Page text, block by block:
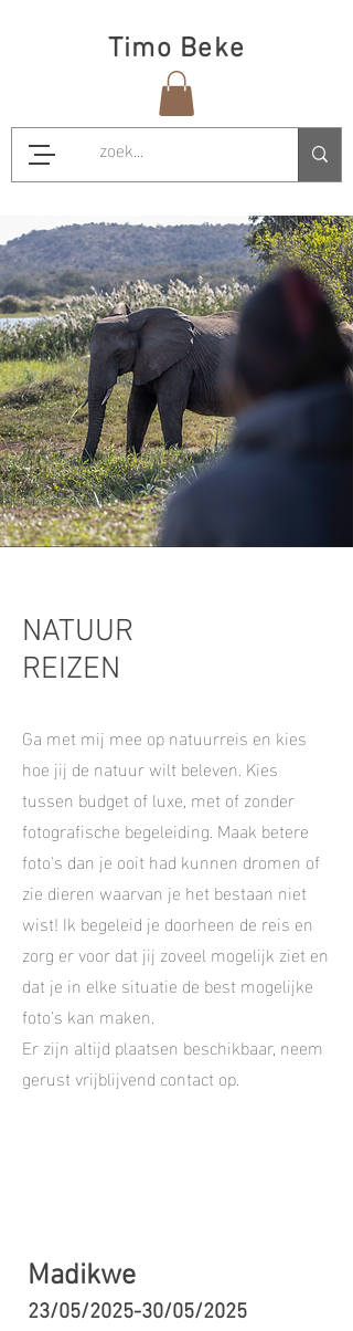
Timo Beke
NATUUR
REIZEN
Ga met mij mee op natuurreis en kies
hoe jij de natuur wilt beleven. Kies
tussen budget of luxe, met of zonder
fotografische begeleiding. Maak betere
foto's dan je ooit had kunnen dromen of
zie dieren waarvan je het bestaan niet
wist! Ik begeleid je doorheen de reis en
zorg er voor dat jij zoveel mogelijk ziet en
dat je in elke situatie de best mogelijke
foto's kan maken.
Er zijn altijd plaatsen beschikbaar, neem
gerust vrijblijvend contact op.
Madikwe
23/05/2025-30/05/2025